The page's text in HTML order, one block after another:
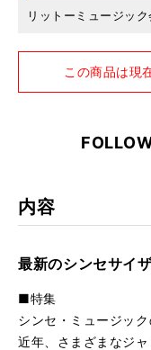
リットーミュージッ
この商品は現
内容
最新のシンセサイ
■特集
シンセ・ミュージッ
近年、さまざまなジ